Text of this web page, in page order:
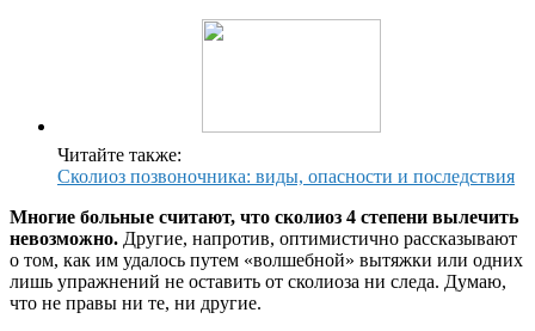
Читайте также:
Сколиоз позвоночника: виды, опасности и последствия
Многие больные считают, что сколиоз 4 степени вылечить
невозможно. Другие, напротив, оптимистично рассказывают
о том, как им удалось путем «волшебной» вытяжки или одних
лишь упражнений не оставить от сколиоза ни следа. Думаю,
что не правы ни те, ни другие.